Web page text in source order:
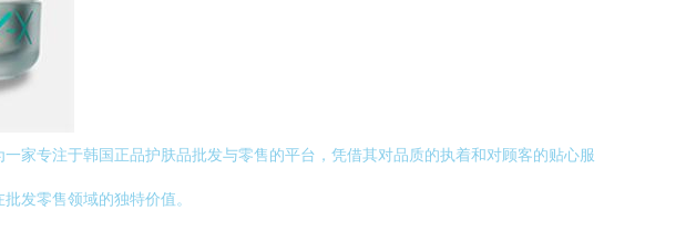
家专注于韩国正品护肤品批发与零售的平台，凭借其对品质的执着和对顾客的贴心服
发零售领域的独特价值。